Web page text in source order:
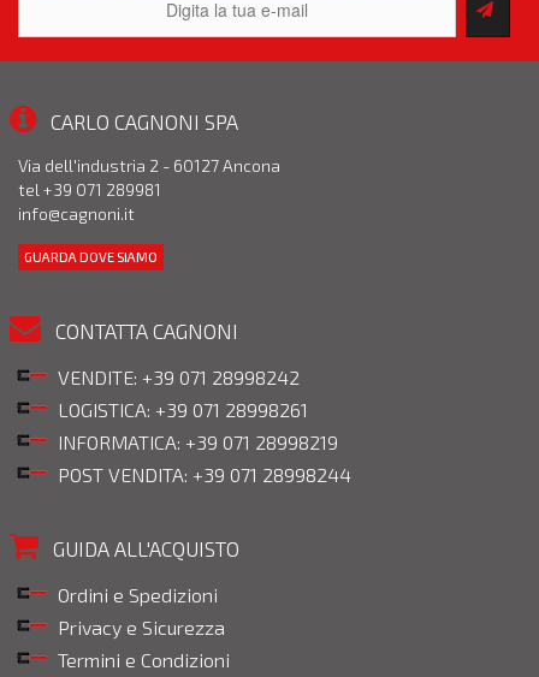
CARLO CAGNONI SPA
Via dell'industria 2 - 60127 Ancona
tel +39 071 289981
info@cagnoni.it
GUARDA DOVE SIAMO
CONTATTA CAGNONI
VENDITE: +39 071 28998242
LOGISTICA: +39 071 28998261
INFORMATICA: +39 071 28998219
POST VENDITA: +39 071 28998244
GUIDA ALL'ACQUISTO
Ordini e Spedizioni
Privacy e Sicurezza
Termini e Condizioni